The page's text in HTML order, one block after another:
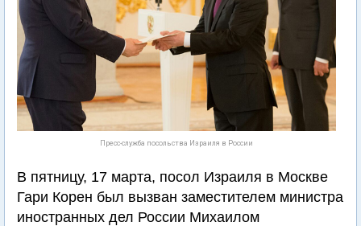
Пресс-служба посольства Израиля в России
В пятницу, 17 марта, посол Израиля в Москве
Гари Корен был вызван заместителем министра
иностранных дел России Михаилом